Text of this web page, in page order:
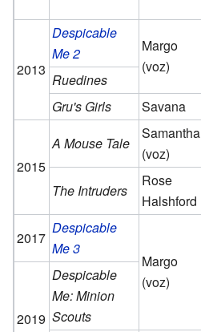
2013
Despicable
Me 2
Margo
(voz)
Ruedines
Gru's Girls Savana
2015
A Mouse Tale
Samantha
(voz)
The Intruders
Rose
Halshford
2017
Despicable
Me 3
Margo
(voz)
2019
Despicable
Me: Minion
Scouts